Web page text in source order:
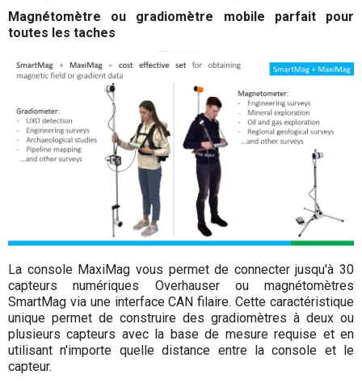
Magnétomètre ou gradiomètre mobile parfait pour
toutes les taches
La console MaxiMag vous permet de connecter jusqu'à 30
capteurs numériques Overhauser ou magnétomètres
SmartMag via une interface CAN filaire. Cette caractéristique
unique permet de construire des gradiomètres à deux ou
plusieurs capteurs avec la base de mesure requise et en
utilisant n'importe quelle distance entre la console et le
capteur.